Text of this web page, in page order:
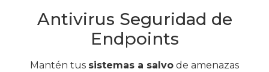
Antivirus Seguridad de
Endpoints
Mantén tus sistemas a salvo de amenazas